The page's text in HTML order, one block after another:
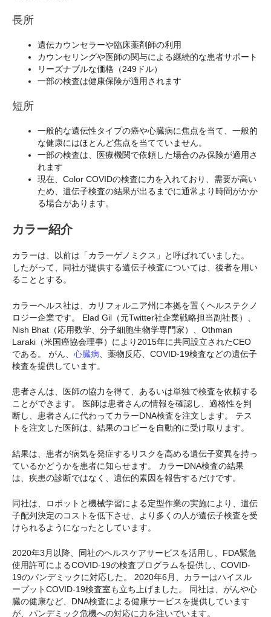
長所
遺伝カウンセラーや臨床薬剤師の利用
カウンセリングや医師の関与による継続的な患者サポート
リーズナブルな価格（249ドル）
一部の検査は健康保険が適用されます
短所
一般的な遺伝性タイプの癌や心臓病に焦点を当て、一般的
な健康にはほとんど焦点を当てていません。
一部の検査は、医療機関で依頼した場合のみ保険が適用さ
れます
現在、Color COVIDの検査に力を入れており、需要が高い
ため、遺伝子検査の結果が出るまでに通常より時間がかか
る場合があります。
カラー紹介
カラーは、以前は「カラーゲノミクス」と呼ばれていました。
したがって、同社が提供する遺伝子検査については、後者を用い
ることとする。
カラーヘルス社は、カリフォルニア州に本拠を置くヘルステクノ
ロジー企業です。 Elad Gil（元Twitter社企業戦略担当副社長）、
Nish Bhat（応用数学、分子細胞生物学専門家）、Othman
Laraki（米国癌協会理事）により2015年に共同設立されたCEO
である。 がん、 心臓病 、薬物反応、COVID-19検査などの遺伝子
検査を提供しています。
患者さんは、医師の協力を得て、あるいは単独で検査を依頼する
ことができます。 医師は患者さんの情報を確認し、適格性を判
断し、患者さんに代わってカラーDNA検査を注文します。 テス
トを注文した医師は、結果のコピーを自動的に受け取ります。
結果は、患者が病気を発症するリスクを高める遺伝子変異を持っ
ているかどうかを患者に知らせます。 カラーDNA検査の結果
は、疾患の診断ではなく、遺伝的素因を報告するだけです。
同社は、ロボットと機械学習による定型作業の実施により、遺伝
子配列決定のコストを低下させ、より多くの人が遺伝子検査を受
けられるようになったとしています。
2020年3月以降、同社のヘルスケアサービスを活用し、FDA緊急
使用許可によるCOVID-19の検査プログラムを提供し、COVID-
19のパンデミックに対応した。 2020年6月、カラーはハイスル
ープットCOVID-19検査室も立ち上げました。 同社は、がんや心
臓の健康など、DNA検査による健康サービスを提供しています
が、パンデミック危機への対応に力を注いでいます。